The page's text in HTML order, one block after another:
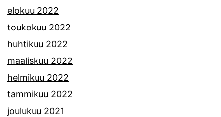
elokuu 2022
toukokuu 2022
huhtikuu 2022
maaliskuu 2022
helmikuu 2022
tammikuu 2022
joulukuu 2021